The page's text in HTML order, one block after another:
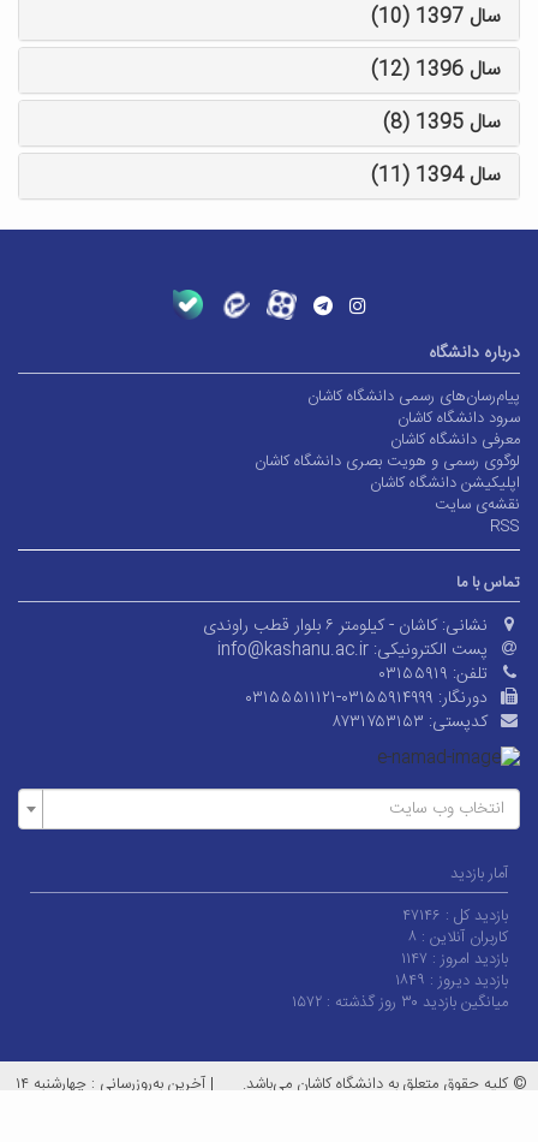
سال 1397 (10)
سال 1396 (12)
سال 1395 (8)
سال 1394 (11)
درباره دانشگاه
پیام‌رسان‌های رسمی دانشگاه کاشان
سرود دانشگاه کاشان
معرفی دانشگاه کاشان
لوگوی رسمی و هویت بصری دانشگاه کاشان
اپلیکیشن دانشگاه کاشان
نقشه‌ی سایت
RSS
تماس با ما
نشانی: کاشان - کیلومتر ۶ بلوار قطب راوندی
پست الکترونیکی: info@kashanu.ac.ir
تلفن: ۰۳۱۵۵۹۱۹
دورنگار: ۰۳۱۵۵۵۱۱۱۲۱-۰۳۱۵۵۹۱۴۹۹۹
کدپستی: ۸۷۳۱۷۵۳۱۵۳
انتخاب وب سایت
آمار بازدید
بازدید کل : ۴۷۱۴۶
کاربران آنلاین : ۸
بازدید امروز : ۱۱۴۷
بازدید دیروز : ۱۸۴۹
میانگین بازدید ۳۰ روز گذشته :
۱۵۷۲
© کلیه حقوق متعلق به دانشگاه کاشان می‌باشد. |
آخرین به‌روزرسانی : چهارشنبه ۱۴